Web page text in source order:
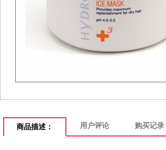
商品描述： 用户评论 购买记录